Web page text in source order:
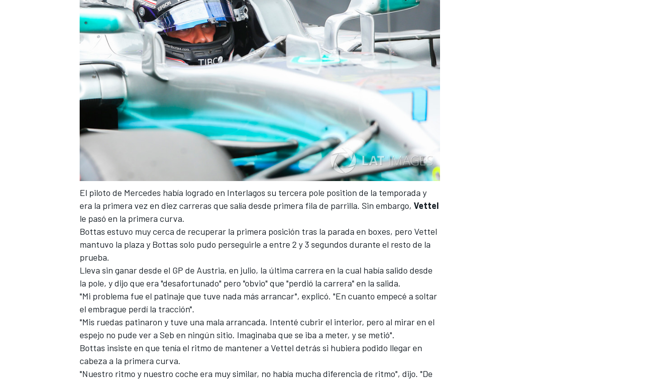
El piloto de Mercedes había logrado en Interlagos su tercera pole position de la temporada y
era la primera vez en diez carreras que salía desde primera fila de parrilla. Sin embargo, Vettel
le pasó en la primera curva.
Bottas estuvo muy cerca de recuperar la primera posición tras la parada en boxes, pero Vettel
mantuvo la plaza y Bottas solo pudo perseguirle a entre 2 y 3 segundos durante el resto de la
prueba.
Lleva sin ganar desde el GP de Austria, en julio, la última carrera en la cual había salido desde
la pole, y dijo que era "desafortunado" pero "obvio" que "perdió la carrera" en la salida.
"Mi problema fue el patinaje que tuve nada más arrancar", explicó. "En cuanto empecé a soltar
el embrague perdí la tracción".
"Mis ruedas patinaron y tuve una mala arrancada. Intenté cubrir el interior, pero al mirar en el
espejo no pude ver a Seb en ningún sitio. Imaginaba que se iba a meter, y se metió".
Bottas insiste en que tenía el ritmo de mantener a Vettel detrás si hubiera podido llegar en
cabeza a la primera curva.
"Nuestro ritmo y nuestro coche era muy similar, no había mucha diferencia de ritmo", dijo. "De